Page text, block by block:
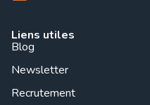
Liens utiles
Blog
Newsletter
Recrutement